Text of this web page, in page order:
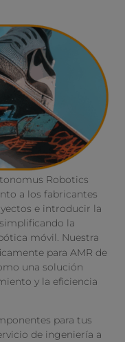
Robotics
a los fabricantes
e introducir la
la
móvil. Nuestra
para AMR de
una solución
y la eficiencia
para tus
de ingeniería a